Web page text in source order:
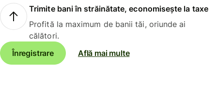
Trimite bani în străinătate, economisește la taxe
Profită la maximum de banii tăi, oriunde ai
călători.
Înregistrare
Află mai multe